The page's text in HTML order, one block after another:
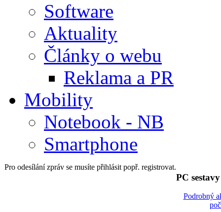
Software
Aktuality
Články o webu
Reklama a PR
Mobility
Notebook - NB
Smartphone
Pro odesílání zpráv se musíte přihlásit popř. registrovat.
PC
Podrobný